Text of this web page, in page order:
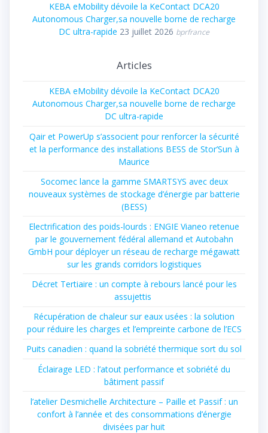
KEBA eMobility dévoile la KeContact DCA20
Autonomous Charger,sa nouvelle borne de recharge
DC ultra-rapide 23 juillet 2026 bprfrance
Articles
KEBA eMobility dévoile la KeContact DCA20
Autonomous Charger,sa nouvelle borne de recharge
DC ultra-rapide
Qair et PowerUp s’associent pour renforcer la sécurité
et la performance des installations BESS de Stor’Sun à
Maurice
Socomec lance la gamme SMARTSYS avec deux
nouveaux systèmes de stockage d’énergie par batterie
(BESS)
Electrification des poids-lourds : ENGIE Vianeo retenue
par le gouvernement fédéral allemand et Autobahn
GmbH pour déployer un réseau de recharge mégawatt
sur les grands corridors logistiques
Décret Tertiaire : un compte à rebours lancé pour les
assujettis
Récupération de chaleur sur eaux usées : la solution
pour réduire les charges et l’empreinte carbone de l’ECS
Puits canadien : quand la sobriété thermique sort du sol
Éclairage LED : l’atout performance et sobriété du
bâtiment passif
l’atelier Desmichelle Architecture – Paille et Passif : un
confort à l’année et des consommations d’énergie
divisées par huit